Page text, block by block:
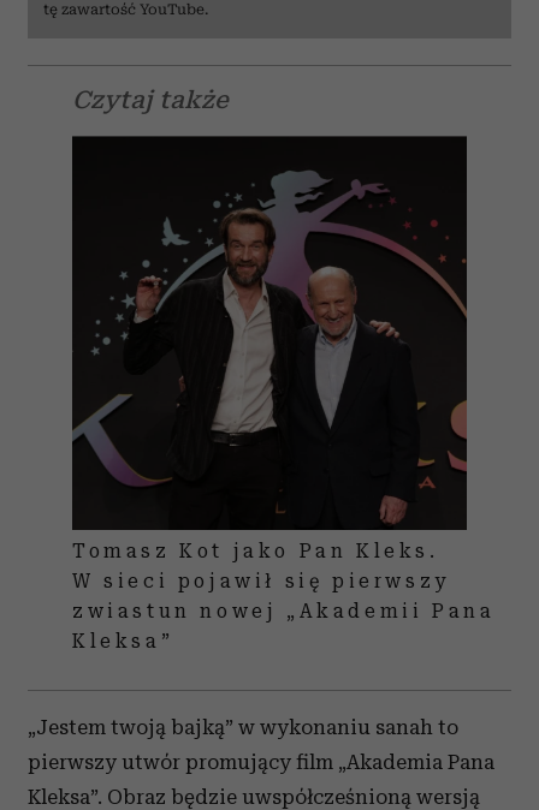
tę zawartość YouTube.
Czytaj także
Tomasz Kot jako Pan Kleks.
W sieci pojawił się pierwszy
zwiastun nowej „Akademii Pana
Kleksa”
„Jestem twoją bajką” w wykonaniu sanah to
pierwszy utwór promujący film „Akademia Pana
Kleksa”. Obraz będzie uwspółcześnioną wersją